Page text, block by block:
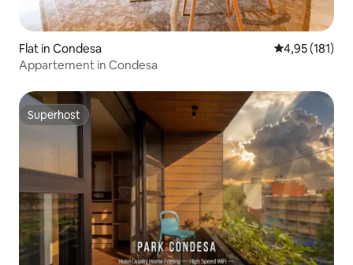
Flat in Condesa Gemiddelde
4,95 (181)
Appartement in Condesa
Superhost
Superhost